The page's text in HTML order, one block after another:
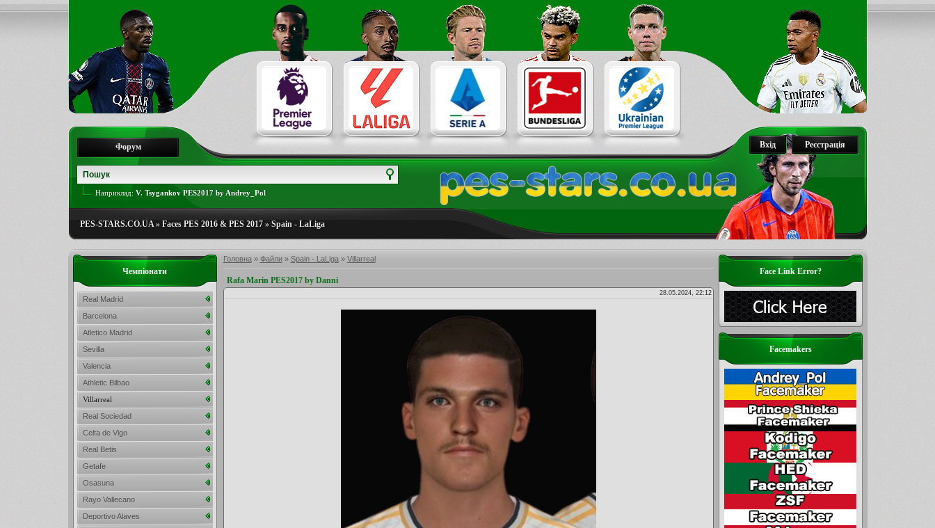
Реєстрація
Вхід
Форум
Наприклад: V. Tsygankov PES2017 by Andrey_Pol
PES-STARS.CO.UA» Faces PES 2016 & PES 2017» Spain - LaLiga
Головна» Файли» Spain - LaLiga» Villarreal
Rafa Marin PES2017 by Danni
28.05.2024, 22:12
Face Link Error?
Facemakers
Чемпіонати
Real Madrid
Barcelona
Atletico Madrid
Sevilla
Valencia
Athletic Bilbao
Villarreal
Real Sociedad
Celta de Vigo
Real Betis
Getafe
Osasuna
Rayo Vallecano
Deportivo Alaves